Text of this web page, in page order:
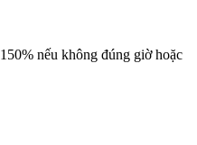
nếu không đúng giờ hoặc